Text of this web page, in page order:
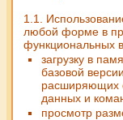
1.1.
любой форме в
функциональных
загрузку в
базовой
расширяющих
данных и
просмотр